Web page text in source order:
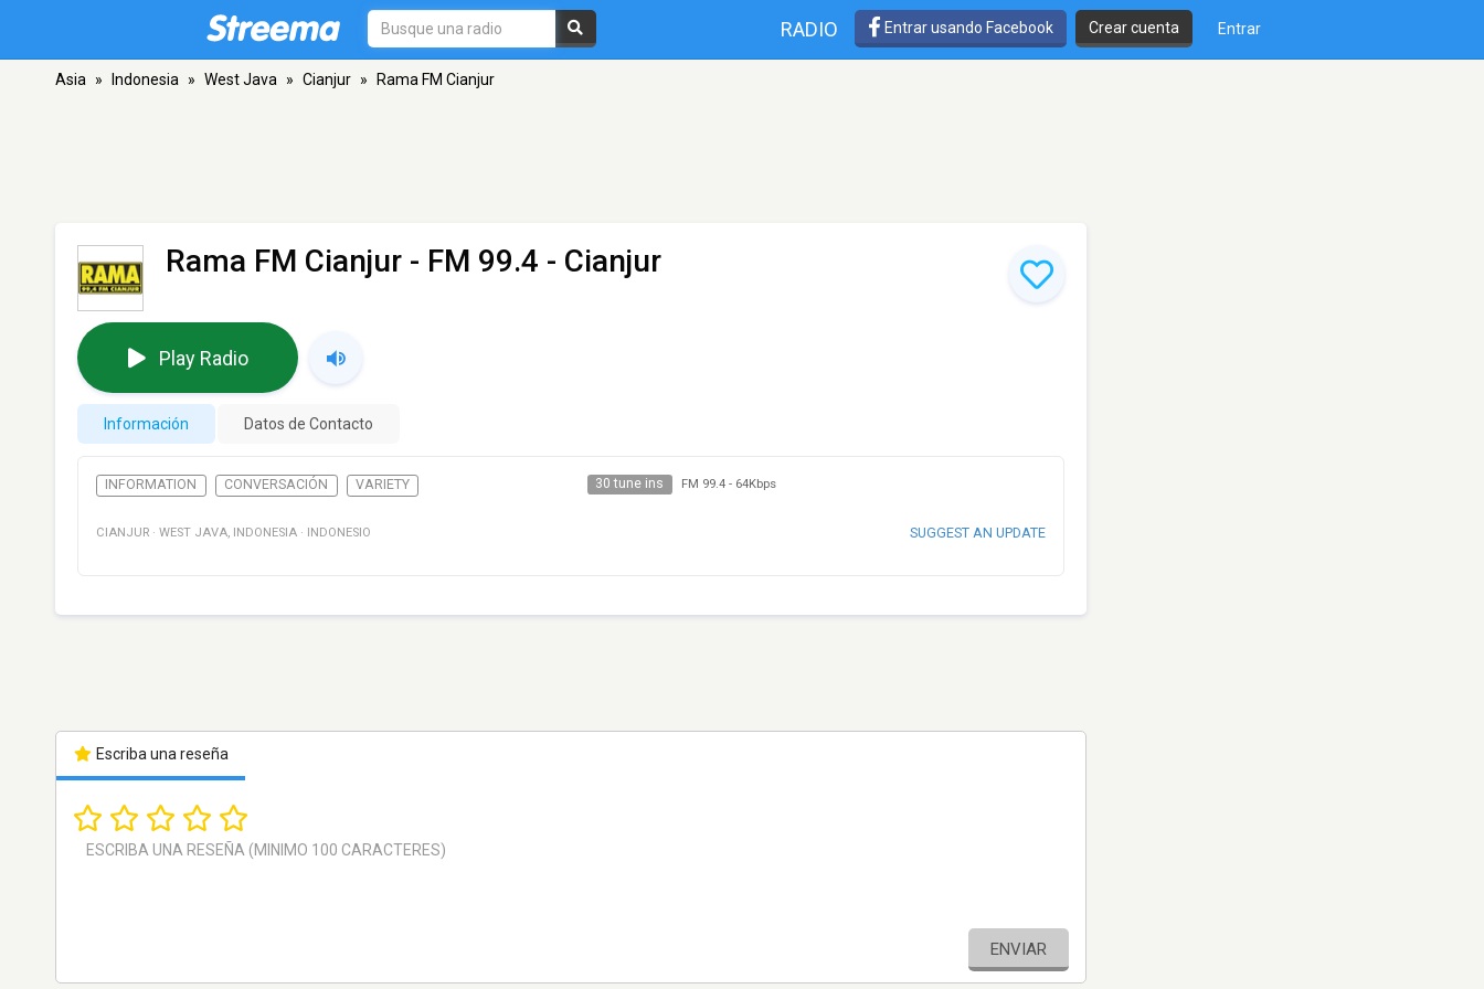
RADIO Entrar usando Facebook Crear cuenta Entrar
Asia » Indonesia » West Java » Cianjur » Rama FM Cianjur
Rama FM Cianjur - FM 99.4 - Cianjur
Play Radio
Información Datos de Contacto
INFORMATION CONVERSACIÓN VARIETY 30 tune ins FM 99.4- 64Kbps
CIANJUR · WEST JAVA, INDONESIA · INDONESIO SUGGEST AN UPDATE
Escriba una reseña
ENVIAR